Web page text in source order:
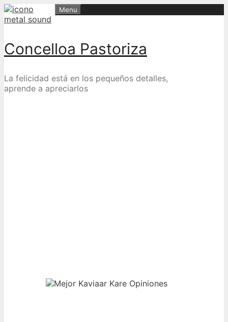
Skip
to
Concelloa Pastoriza
La felicidad está en los pequeños detalles,
aprende a apreciarlos
Menu